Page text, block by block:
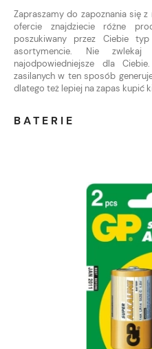
Zapraszamy do zapoznania się
ofercie znajdziecie różne
poszukiwany przez Ciebie
asortymencie. Nie
najodpowiedniejsze dla
zasilanych w ten sposób
dlatego też lepiej na zapas kupić
BATERIE